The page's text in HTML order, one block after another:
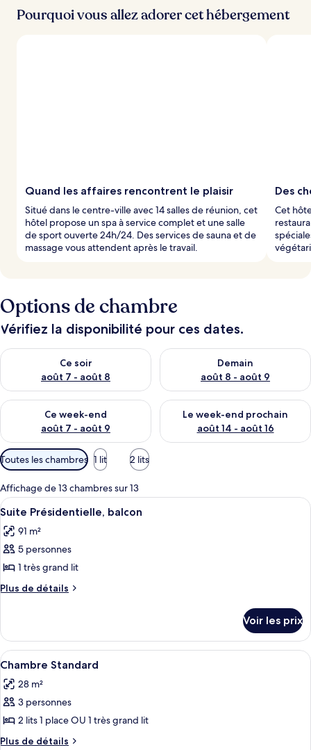
Pourquoi vous allez adorer cet hébergement
Quand les affaires rencontrent le plaisir
Situé dans le centre-ville avec 14 salles de réunion, cet
hôtel propose un spa à service complet et une salle
de sport ouverte 24h/24. Des services de sauna et de
massage vous attendent après le travail.
Des
Cet
Options de chambre
Vérifiez la disponibilité pour ces dates.
Ce soir
août 7 - août 8
Vérifier la disponibilité pour ce soir août 7 - août 8
Demain
août 8 - août 9
Vérifier la disponibilité pour
Ce week-end
août 7 - août 9
Vérifier la disponibilité pour ce week-end août 7 - août 9
Le week-end prochain
août 14 - août 16
Vérifier la disponibilité pour
Filtres
disponibles
pour
les
chambres
Toutes les chambres 1 lit 2 lits
Affichage de 13 chambres sur 13
Afficher
toutes
les
photos
pour
ce
chambre :
Suite
Présidentielle,
balcon
Un vaste espace de vie comprenant
14
Suite Présidentielle, balcon
91 m²
5 personnes
1 très grand lit
Plus de détails
Plus
le
type
de
Suite
Présidentielle,
Voir les prix
Afficher
toutes
les
photos
pour
ce
Une chambre d’hôtel avec un
5
Chambre Standard
28 m²
3 personnes
2 lits 1 place OU 1 très grand lit
Plus de détails
Plus